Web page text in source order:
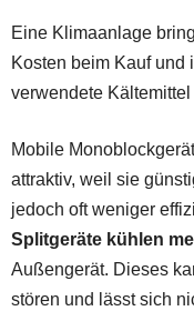
Eine Klimaanlage
Kosten beim Kauf und
verwendete
Mobile
attraktiv, weil sie
jedoch oft weniger
Splitgeräte kühlen
Außengerät. Dieses
stören und lässt sich